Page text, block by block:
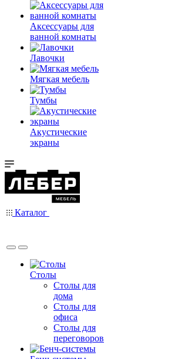
Аксессуары для
ванной комнаты
Лавочки
Мягкая мебель
Тумбы
Акустические
экраны
Каталог
Столы
Столы для
дома
Столы для
офиса
Столы для
переговоров